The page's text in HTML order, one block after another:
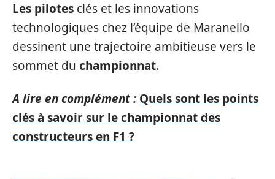
Les pilotes clés et les innovations
technologiques chez l’équipe de Maranello
dessinent une trajectoire ambitieuse vers le
sommet du championnat.
A lire en complément : Quels sont les points
clés à savoir sur le championnat des
constructeurs en F1 ?